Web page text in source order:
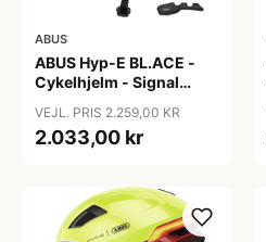
ABUS
ABUS Hyp-E BL.ACE -
Cykelhjelm - Signal
VEJL. PRIS 2.259,00 KR
2.033,00 kr